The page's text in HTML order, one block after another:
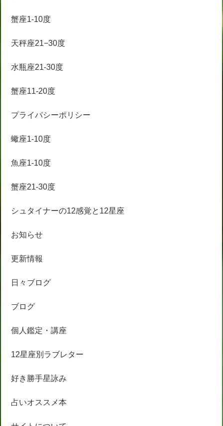
蟹座1-10度
天秤座21−30度
水瓶座21-30度
蟹座11-20度
プライバシーポリシー
蠍座1-10度
魚座1-10度
蟹座21-30度
シュタイナーの12感覚と12星座
お知らせ
更新情報
日々ブログ
ブログ
個人鑑定・講座
12星座別ラブレター
好き勝手星詠み
占いオススメ本